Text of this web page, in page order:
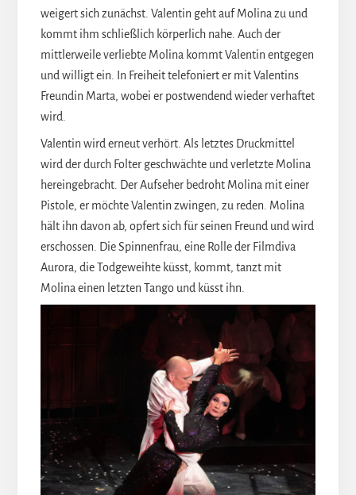
weigert sich zunächst. Valentin geht auf Molina zu und
kommt ihm schließlich körperlich nahe. Auch der
mittlerweile verliebte Molina kommt Valentin entgegen
und willigt ein. In Freiheit telefoniert er mit Valentins
Freundin Marta, wobei er postwendend wieder verhaftet
wird.
Valentin wird erneut verhört. Als letztes Druckmittel
wird der durch Folter geschwächte und verletzte Molina
hereingebracht. Der Aufseher bedroht Molina mit einer
Pistole, er möchte Valentin zwingen, zu reden. Molina
hält ihn davon ab, opfert sich für seinen Freund und wird
erschossen. Die Spinnenfrau, eine Rolle der Filmdiva
Aurora, die Todgeweihte küsst, kommt, tanzt mit
Molina einen letzten Tango und küsst ihn.